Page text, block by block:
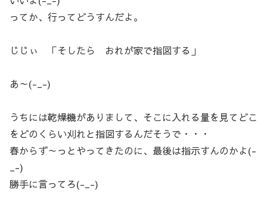
ってか、行ってどうすんだよ。
じじぃ 「そしたら おれが家で指図する」
あ～(-_-)
うちには乾燥機がありまして、そこに入れる量を見てどこ
をどのくらい刈れと指図するんだそうで・・・
春からず～っとやってきたのに、最後は指示すんのかよ(-
_-)
勝手に言ってろ(-_-)